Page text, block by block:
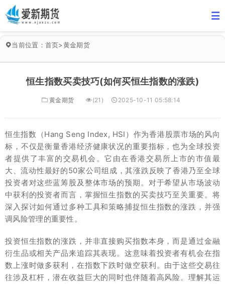
当前位置： 首页>黄金期货
恒生指数买卖技巧(如何买恒生指数的涨跌)
黄金期货 (21) 2025-10-11 05:58:14
恒生指数（Hang Seng Index, HSI）作为香港股票市场的风向
标，不仅是衡量香港经济健康状况的重要指标，也为全球投资
者提供了丰富的交易机会。它由在香港交易所上市的市值最
大、流动性最好的50家公司组成，其涨跌反映了香港乃至全球
投资者对这些蓝筹股及整体市场的预期。对于希望从市场波动
中获利的投资者而言，掌握恒生指数的买卖技巧至关重要。将
深入探讨如何通过多种工具和策略捕捉恒生指数的涨跌，并强
调风险管理的重要性。
投资恒生指数的涨跌，并非直接购买指数本身，而是通过金融
衍生品或相关产品来追踪其表现。这意味着投资者有机会在指
数上涨时做多获利，在指数下跌时做空获利。由于这些交易往
往涉及杠杆，潜在收益巨大的同时也伴随着高风险。理解其运